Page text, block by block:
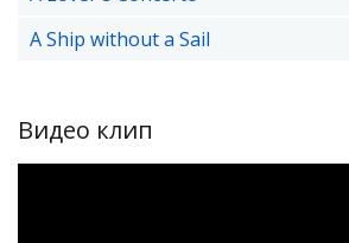
A Ship without a Sail
Видео клип